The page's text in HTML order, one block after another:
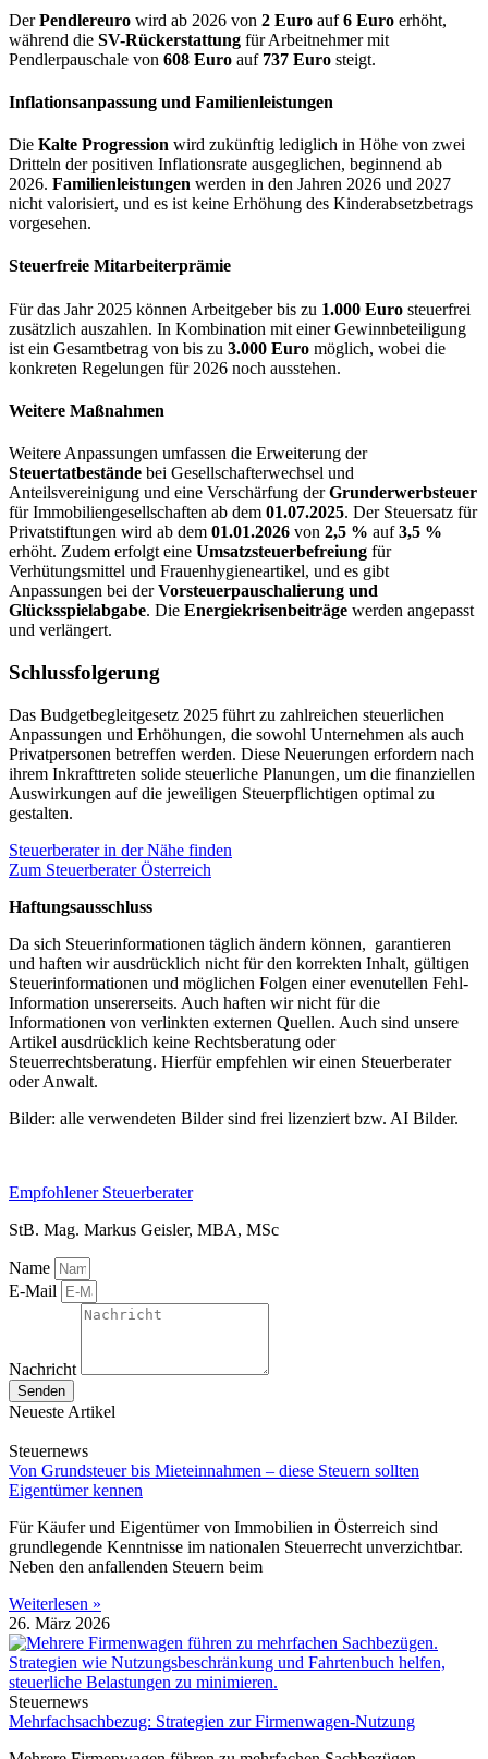
DerPendlereuro wird ab 2026 von 2 Euro auf6 Euro erhöht,
während die SV-Rückerstattung für Arbeitnehmer mit
Pendlerpauschale von 608 Euro auf 737 Euro steigt.
Inflationsanpassung und Familienleistungen
Die Kalte Progression wird zukünftig lediglich in Höhe von zwei
Dritteln der positiven Inflationsrate ausgeglichen, beginnend ab
2026. Familienleistungen werden in den Jahren 2026 und 2027
nicht valorisiert, und es ist keine Erhöhung des Kinderabsetzbetrags
vorgesehen.
Steuerfreie Mitarbeiterprämie
Für das Jahr 2025 können Arbeitgeber bis zu 1.000 Euro steuerfrei
zusätzlich auszahlen. In Kombination mit einer Gewinnbeteiligung
ist ein Gesamtbetrag von bis zu 3.000 Euro möglich, wobei die
konkreten Regelungen für 2026 noch ausstehen.
Weitere Maßnahmen
Weitere Anpassungen umfassen die Erweiterung der
Steuertatbestände bei Gesellschafterwechsel und
Anteilsvereinigung und eine Verschärfung derGrunderwerbsteuer
für Immobiliengesellschaften ab dem 01.07.2025. Der Steuersatz für
Privatstiftungen wird ab dem 01.01.2026 von 2,5 % auf3,5 %
erhöht. Zudem erfolgt eine Umsatzsteuerbefreiung für
Verhütungsmittel und Frauenhygieneartikel, und es gibt
Anpassungen bei derVorsteuerpauschalierung und
Glücksspielabgabe. Die Energiekrisenbeiträge werden angepasst
und verlängert.
Schlussfolgerung
Das Budgetbegleitgesetz 2025 führt zu zahlreichen steuerlichen
Anpassungen und Erhöhungen, die sowohl Unternehmen als auch
Privatpersonen betreffen werden. Diese Neuerungen erfordern nach
ihrem Inkrafttreten solide steuerliche Planungen, um die finanziellen
Auswirkungen auf die jeweiligen Steuerpflichtigen optimal zu
gestalten.
Steuerberater in der Nähe finden
Zum Steuerberater Österreich
Haftungsausschluss
Da sich Steuerinformationen täglich ändern können, garantieren
und haften wir ausdrücklich nicht für den korrekten Inhalt, gültigen
Steuerinformationen und möglichen Folgen einer evenutellen Fehl-
Information unsererseits. Auch haften wir nicht für die
Informationen von verlinkten externen Quellen. Auch sind unsere
Artikel ausdrücklich keine Rechtsberatung oder
Steuerrechtsberatung. Hierfür empfehlen wir einen Steuerberater
oder Anwalt.
Bilder: alle verwendeten Bilder sind frei lizenziert bzw. AI Bilder.
Empfohlener Steuerberater
StB. Mag. Markus Geisler, MBA, MSc
Name
E-Mail
Nachricht
Senden
Neueste Artikel
Steuernews
Von Grundsteuer bis Mieteinnahmen – diese Steuern sollten
Eigentümer kennen
Für Käufer und Eigentümer von Immobilien in Österreich sind
grundlegende Kenntnisse im nationalen Steuerrecht unverzichtbar.
Neben den anfallenden Steuern beim
Weiterlesen »
26. März 2026
Steuernews
Mehrfachsachbezug: Strategien zur Firmenwagen-Nutzung